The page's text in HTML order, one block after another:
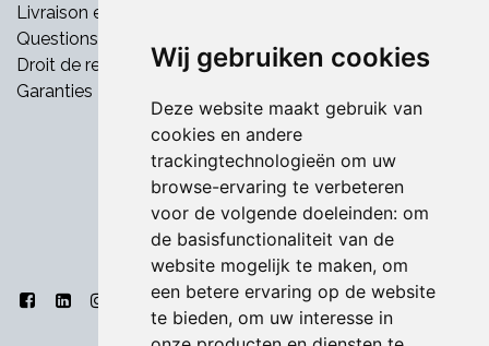
Wij gebruiken cookies
Deze website maakt gebruik van
cookies en andere
trackingtechnologieën om uw
browse-ervaring te verbeteren
voor de volgende doeleinden: om
de basisfunctionaliteit van de
website mogelijk te maken, om
een betere ervaring op de website
te bieden, om uw interesse in
Livraison et paiement
Questions fréquemment posées
Droit de retrait
Garanties